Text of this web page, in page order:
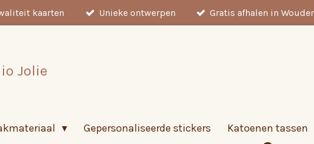
kaarten Unieke ontwerpen Gratis afhalen in
Jolie
Gepersonaliseerde stickers
Katoenen tassen